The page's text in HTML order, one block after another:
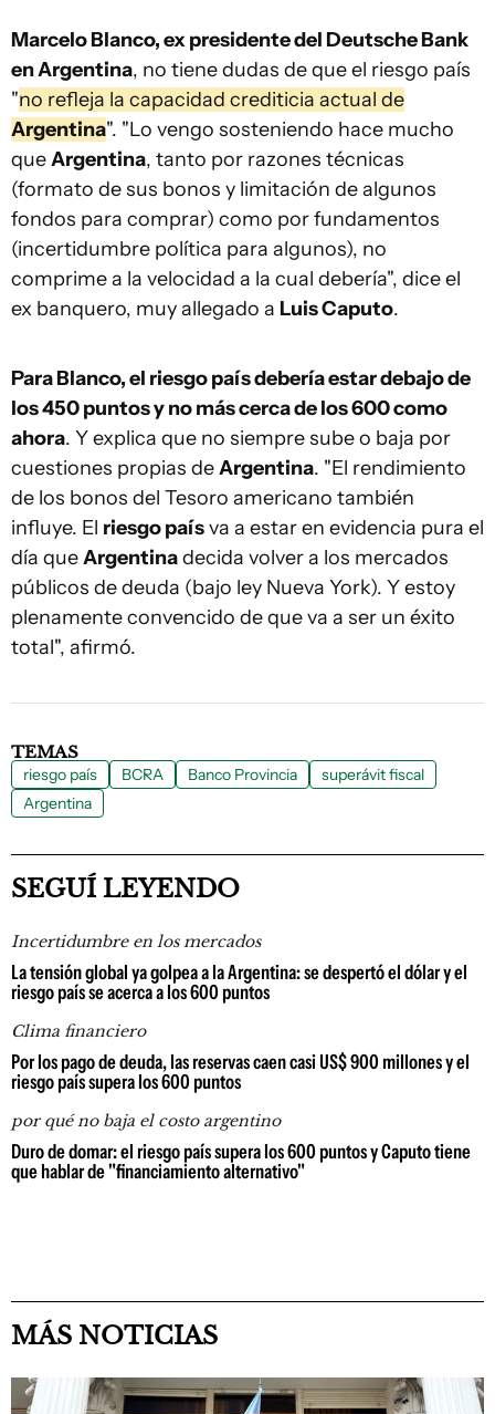
Marcelo Blanco, ex presidente del Deutsche Bank
en Argentina, no tiene dudas de que el riesgo país
"no refleja la capacidad crediticia actual de
Argentina". "Lo vengo sosteniendo hace mucho
queArgentina, tanto por razones técnicas
(formato de sus bonos y limitación de algunos
fondos para comprar) como por fundamentos
(incertidumbre política para algunos), no
comprime a la velocidad a la cual debería", dice el
ex banquero, muy allegado a Luis Caputo.
Para Blanco, el riesgo país debería estar debajo de
los 450 puntos y no más cerca de los 600 como
ahora. Y explica que no siempre sube o baja por
cuestiones propias deArgentina. "El rendimiento
de los bonos del Tesoro americano también
influye. El riesgo paísva a estar en evidencia pura el
día queArgentinadecida volver a los mercados
públicos de deuda (bajo ley Nueva York). Y estoy
plenamente convencido de que va a ser un éxito
total", afirmó.
TEMAS
riesgo país BCRA Banco Provincia
superávit fiscal
Argentina
SEGUÍ LEYENDO
Incertidumbre en los mercados
La tensión global ya golpea a la Argentina: se despertó el dólar y el
riesgo país se acerca a los 600 puntos
Clima financiero
Por los pago de deuda, las reservas caen casi US$ 900 millones y el
riesgo país supera los 600 puntos
por qué no baja el costo argentino
Duro de domar: el riesgo país supera los 600 puntos y Caputo tiene
que hablar de "financiamiento alternativo"
MÁS NOTICIAS